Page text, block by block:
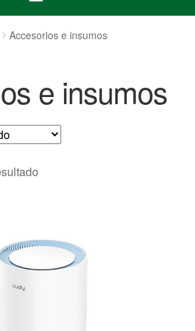
Accesorios e insumos
e insumos